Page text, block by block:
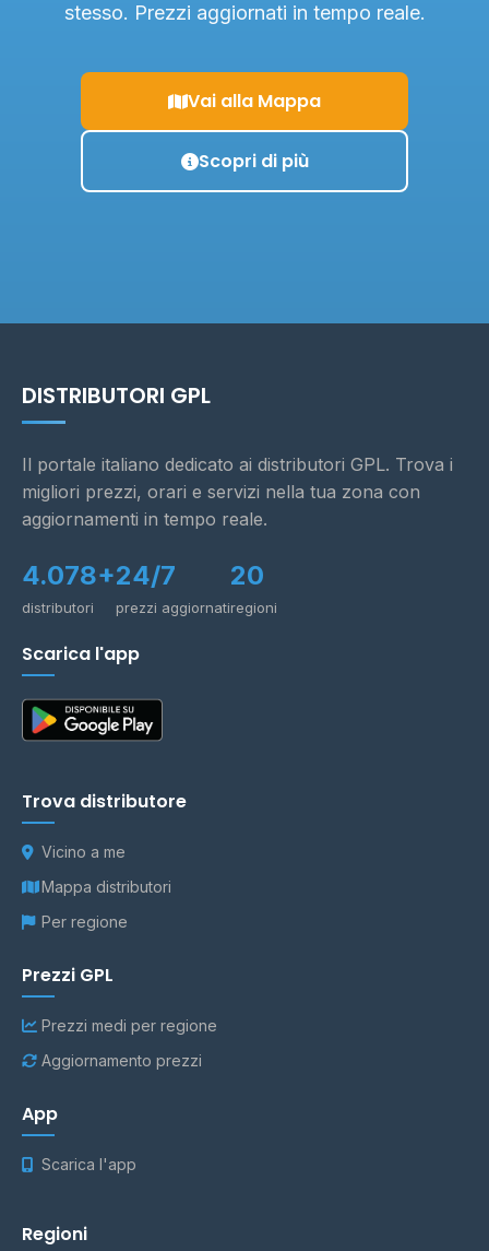
stesso. Prezzi aggiornati in tempo reale.
Vai alla Mappa
Scopri di più
DISTRIBUTORI GPL
Il portale italiano dedicato ai distributori GPL. Trova i
migliori prezzi, orari e servizi nella tua zona con
aggiornamenti in tempo reale.
4.078+
distributori
24/7
prezzi aggiornati
20
regioni
Scarica l'app
Trova distributore
Vicino a me
Mappa distributori
Per regione
Prezzi GPL
Prezzi medi per regione
Aggiornamento prezzi
App
Scarica l'app
Regioni